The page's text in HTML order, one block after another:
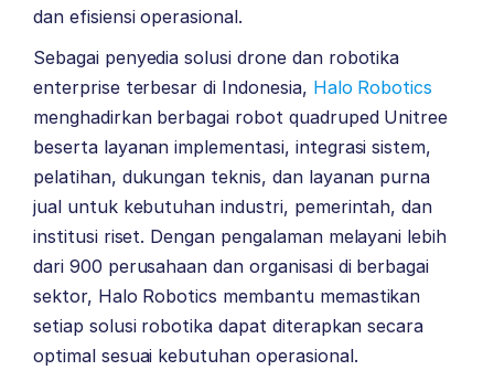
dan efisiensi operasional.
Sebagai penyedia solusi drone dan robotika
enterprise terbesar di Indonesia, Halo Robotics
menghadirkan berbagai robot quadruped Unitree
beserta layanan implementasi, integrasi sistem,
pelatihan, dukungan teknis, dan layanan purna
jual untuk kebutuhan industri, pemerintah, dan
institusi riset. Dengan pengalaman melayani lebih
dari 900 perusahaan dan organisasi di berbagai
sektor, Halo Robotics membantu memastikan
setiap solusi robotika dapat diterapkan secara
optimal sesuai kebutuhan operasional.